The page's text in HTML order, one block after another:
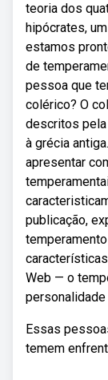
teoria dos
hipócrates,
estamos
de
pessoa que
colérico? O
descritos pela
à grécia
apresentar
publicação,
Web — o
Essas
temem